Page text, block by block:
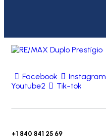
Facebook Instagram
Youtube2
Tik-tok
+1 840 841 25 69